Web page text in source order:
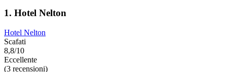
1. Hotel Nelton
Hotel Nelton
Scafati
8,8/10
Eccellente
(3 recensioni)